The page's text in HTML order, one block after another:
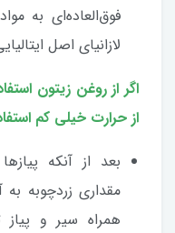
فوق‌العاده‌ای به
لازانیای اصل
اگر از روغن زیتون
از حرارت خیلی کم
بعد از آنکه
مقداری زردچوبه
همراه سیر و پیاز